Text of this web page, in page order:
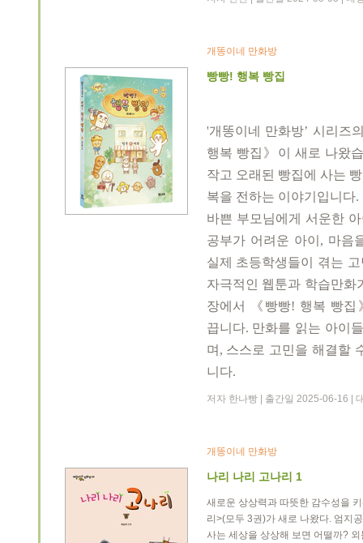
개똥이네 만화방
빵빵! 행복 빵집
'개똥이네 만화방’ 시리즈
행복 빵집 》 이 새로 나왔
작고 오래된 빵집에 사는
복을 전하는 이야기입니다.
바쁜 부모님에게 서운한
공부가 어려운 아이 , 마음
실제 초등학생들이 겪는
자극적인 웹툰과 학습만화
장에서
《 빵빵! 행복 빵집
끕니다. 만화를 읽는 아이
며 , 스스로 고민을 해결할
니다.
저자 한나빵 | 출간일 2025-06-16 |
개똥이네 만화방
나리 나리 고나리 1
새로운 상상력과 따뜻한 감수성을
리>(모두 3권)가 새로 나왔다. 엄지
사는 세상을 상상해 보면 어떨까?